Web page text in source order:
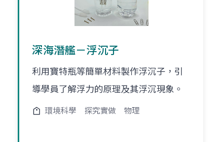
深海潛艦－浮沉子
利用寶特瓶等簡單材料製作浮沉子，引
導學員了解浮力的原理及其浮沉現象。
環境科學 探究實做 物理